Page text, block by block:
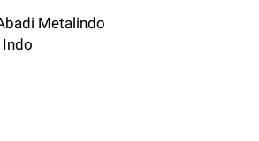
Metalindo
Indo